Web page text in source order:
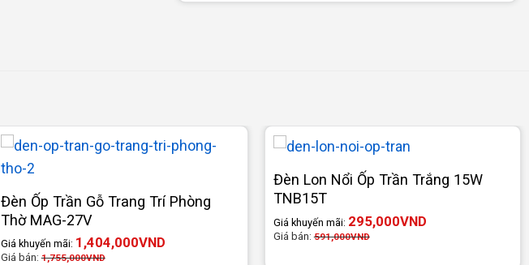
Đèn Ốp Trần Gỗ Trang Trí Phòng
Thờ MAG-27V
Giá khuyến mãi: 1,404,000VND
Giá bán:1,755,000VND
Đèn Lon Nổi Ốp Trần Trắng 15W
TNB15T
Giá khuyến mãi: 295,000VND
Giá bán:591,000VND